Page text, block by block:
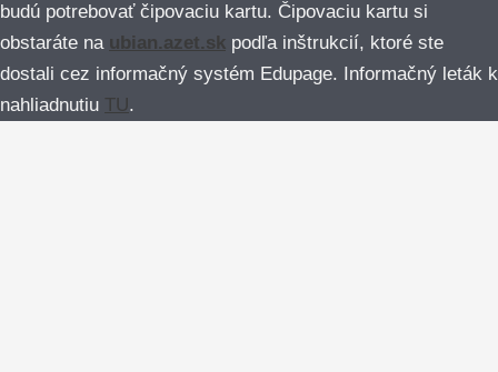
budú potrebovať čipovaciu kartu. Čipovaciu kartu si
obstaráte na ubian.azet.sk podľa inštrukcií, ktoré ste
dostali cez informačný systém Edupage. Informačný leták k
nahliadnutiu TU.